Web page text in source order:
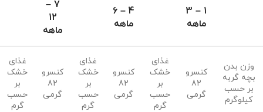
1 – 3
ماهه
4 – 6
ماهه
7 –
12
ماهه
وزن بدن
بچه گربه
بر حسب
کیلوگرم
کنسرو
82
گرمی
غذای
خشک
بر
حسب
گرم
کنسرو
82
گرمی
غذای
خشک
بر
حسب
گرم
کنسرو
82
گرمی
غذای
خشک
بر
حسب
گرم